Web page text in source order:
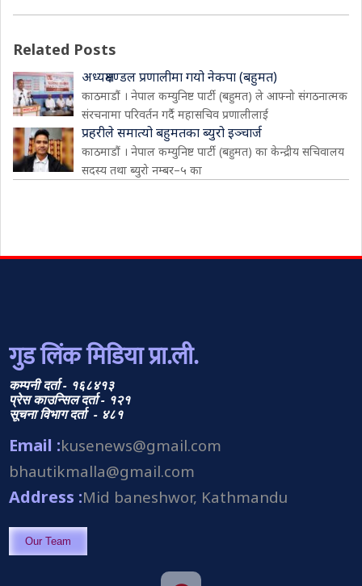
Related Posts
अध्यक्षमण्डल प्रणालीमा गयो नेकपा (बहुमत)
काठमाडौं । नेपाल कम्युनिष्ट पार्टी (बहुमत) ले आफ्नो संगठनात्मक
संरचनामा परिवर्तन गर्दै महासचिव प्रणालीलाई
प्रहरीले समात्यो बहुमतका ब्युरो इञ्चार्ज
काठमाडौं । नेपाल कम्युनिष्ट पार्टी (बहुमत) का केन्द्रीय सचिवालय
सदस्य तथा ब्युरो नम्बर–५ का
गुड लिंक मिडिया प्रा.ली.
कम्पनी दर्ता - १६८४१३
प्रेस काउन्सिल दर्ता - १२१
सूचना विभाग दर्ता - ४८१
Email :kusenews@gmail.com
bhautikmalla@gmail.com
Address :Mid baneshwor, Kathmandu
Our Team